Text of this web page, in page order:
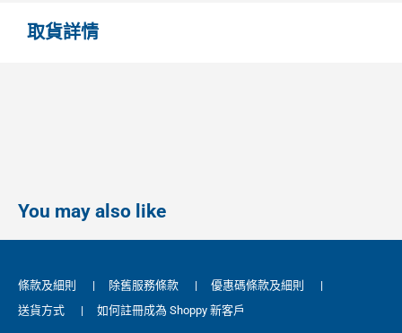
取貨詳情
You may also like
條款及細則 | 除舊服務條款 | 優惠碼條款及細則
|
送貨方式
| 如何註冊成為 Shoppy 新客戶